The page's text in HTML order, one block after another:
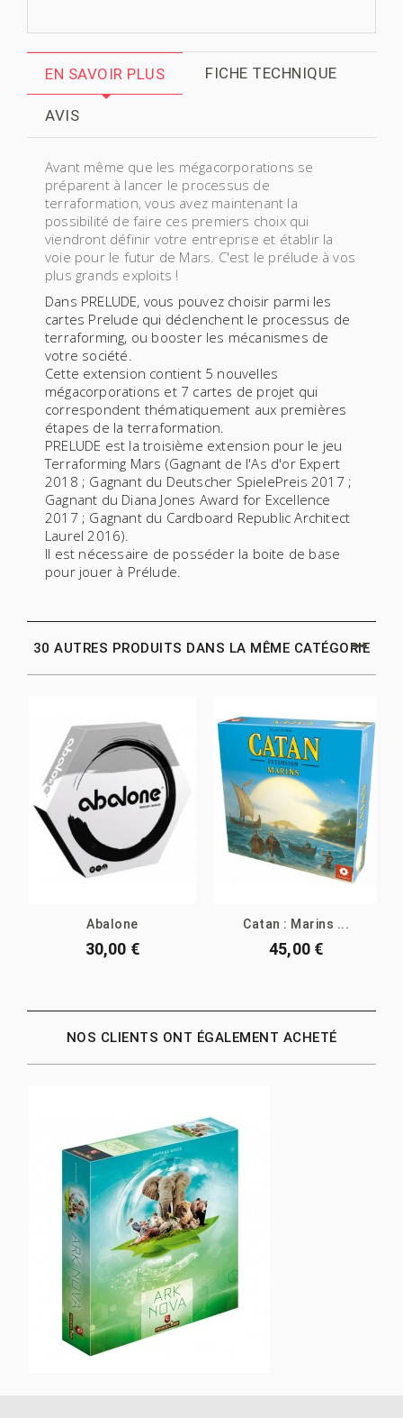
EN SAVOIR PLUS FICHE TECHNIQUE
AVIS
Avant même que les mégacorporations se
préparent à lancer le processus de
terraformation, vous avez maintenant la
possibilité de faire ces premiers choix qui
viendront définir votre entreprise et établir la
voie pour le futur de Mars. C'est le prélude à vos
plus grands exploits !
Dans PRELUDE, vous pouvez choisir parmi les
cartes Prelude qui déclenchent le processus de
terraforming, ou booster les mécanismes de
votre société.
Cette extension contient 5 nouvelles
mégacorporations et 7 cartes de projet qui
correspondent thématiquement aux premières
étapes de la terraformation.
PRELUDE est la troisième extension pour le jeu
Terraforming Mars (Gagnant de l'As d'or Expert
2018 ; Gagnant du Deutscher SpielePreis 2017 ;
Gagnant du Diana Jones Award for Excellence
2017 ; Gagnant du Cardboard Republic Architect
Laurel 2016).
Il est nécessaire de posséder la boite de base
pour jouer à Prélude.
30 AUTRES PRODUITS DANS LA MÊME CATÉGORIE
Abalone
30,00 €
Catan : Marins ...
45,00 €
NOS CLIENTS ONT ÉGALEMENT ACHETÉ